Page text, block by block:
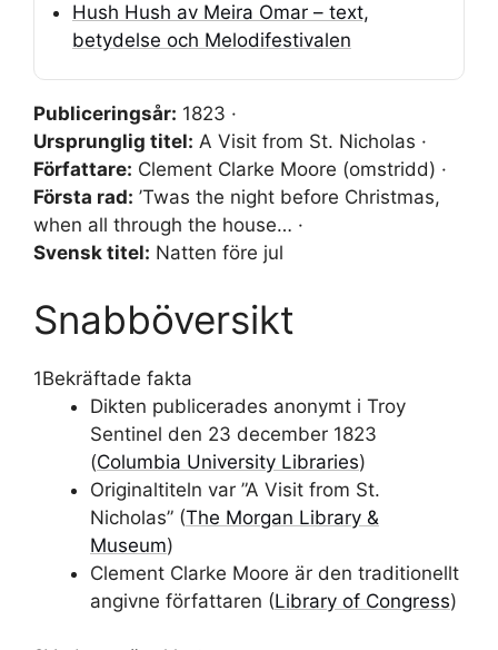
Hush Hush av Meira Omar – text,
betydelse och Melodifestivalen
Publiceringsår: 1823 ·
Ursprunglig titel: A Visit from St. Nicholas ·
Författare: Clement Clarke Moore (omstridd) ·
Första rad: ’Twas the night before Christmas,
when all through the house… ·
Svensk titel: Natten före jul
Snabböversikt
1Bekräftade fakta
Dikten publicerades anonymt i Troy
Sentinel den 23 december 1823
(Columbia University Libraries)
Originaltiteln var ”A Visit from St.
Nicholas” (The Morgan Library &
Museum)
Clement Clarke Moore är den traditionellt
angivne författaren (Library of Congress)